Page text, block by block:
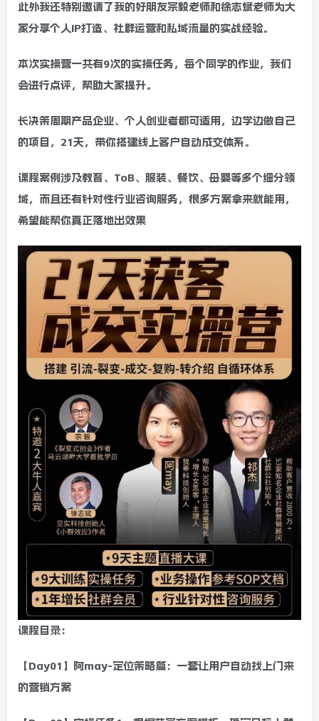
此外我还特别邀请了我的好朋友宗毅老师和徐志斌老师为大
家分享个人IP打造、社群运营和私域流量的实战经验。
本次实操营一共有9次的实操任务，每个同学的作业，我们
会进行点评，帮助大家提升。
长决策周期产品企业、个人创业者都可适用，边学边做自己
的项目，21天，带你搭建线上客户自动成交体系。
课程案例涉及教育、ToB、服装、餐饮、母婴等多个细分领
域，而且还有针对性行业咨询服务，很多方案拿来就能用，
希望能帮你真正落地出效果
课程目录：
【Day01】阿may-定位策略篇：一套让用户自动找上门来
的营销方案